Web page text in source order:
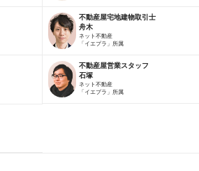
不動産屋宅地建物取引士
舟木
ネット不動産
「イエプラ」所属
不動産屋営業スタッフ
石塚
ネット不動産
「イエプラ」所属